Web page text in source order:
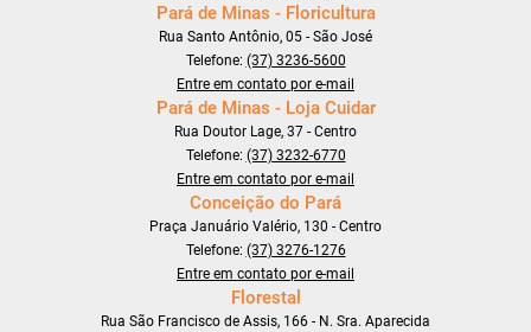
Pará de Minas - Floricultura
Rua Santo Antônio, 05 - São José
Telefone: (37) 3236-5600
Entre em contato por e-mail
Pará de Minas - Loja Cuidar
Rua Doutor Lage, 37 - Centro
Telefone: (37) 3232-6770
Entre em contato por e-mail
Conceição do Pará
Praça Januário Valério, 130 - Centro
Telefone: (37) 3276-1276
Entre em contato por e-mail
Florestal
Rua São Francisco de Assis, 166 - N. Sra. Aparecida